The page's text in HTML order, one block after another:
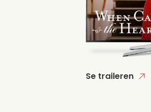
Se traileren